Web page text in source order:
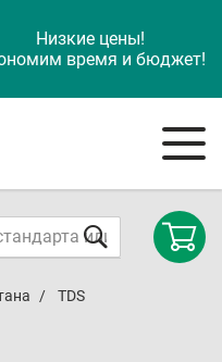
Низкие цены!
время и бюджет!
TDS